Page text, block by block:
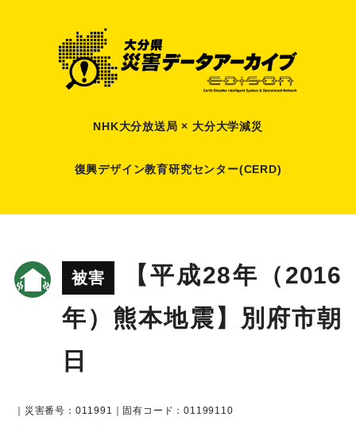
NHK大分放送局 × 大分大学減災
復興デザイン教育研究センター(CERD)
被害
【平成28年（2016
年）熊本地震】別府市朝
日
｜災害番号：011991｜固有コード：01199110